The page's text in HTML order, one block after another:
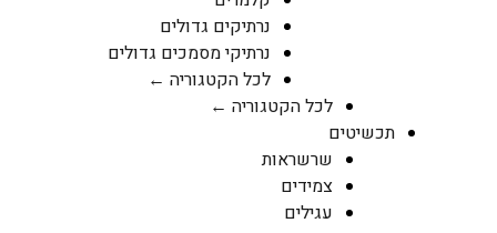
נרתיקים גדולים
נרתיקי מסמכים גדולים
לכל הקטגוריה ←
לכל הקטגוריה ←
תכשיטים
שרשראות
צמידים
עגילים